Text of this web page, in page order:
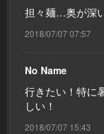
担々麺…奥が深
2018/07/07 07:57
No Name
行きたい！特に
しい！
2018/07/07 15:43